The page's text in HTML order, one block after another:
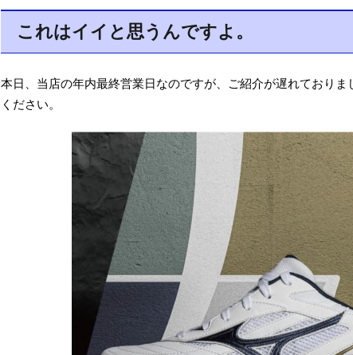
これはイイと思うんですよ。
本日、当店の年内最終営業日なのですが、ご紹介が遅れておりま
ください。